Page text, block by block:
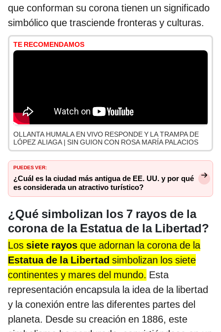
que conforman su corona tienen un significado
simbólico que trasciende fronteras y culturas.
TE RECOMENDAMOS
OLLANTA HUMALA EN VIVO RESPONDE Y LA TRAMPA DE
LÓPEZ ALIAGA | SIN GUION CON ROSA MARÍA PALACIOS
PUEDES VER:
¿Cuál es la ciudad más antigua de EE. UU. y por qué
es considerada un atractivo turístico?
¿Qué simbolizan los 7 rayos de la
corona de la Estatua de la Libertad?
Los siete rayos que adornan la corona de la
Estatua de la Libertad simbolizan los siete
continentes y mares del mundo. Esta
representación encapsula la idea de la libertad
y la conexión entre las diferentes partes del
planeta. Desde su creación en 1886, este